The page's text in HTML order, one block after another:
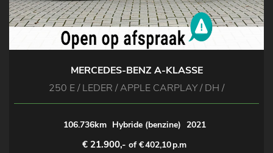
MERCEDES-BENZ A-KLASSE
250 E / LEDER / APPLE CARPLAY / DH /
106.736km Hybride (benzine) 2021
€ 21.900,- of €402,10p.m